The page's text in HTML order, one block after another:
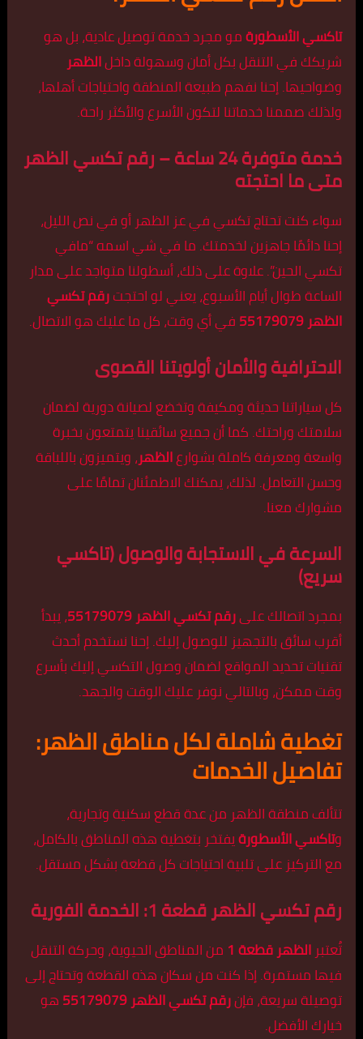
تاكسي الأسطورةمو مجرد خدمة توصيل عادية، بل هو
شريكك في التنقل بكل أمان وسهولة داخلالظهر
وضواحيها. إحنا نفهم طبيعة المنطقة واحتياجات أهلها،
ولذلك صممنا خدماتنا لتكون الأسرع والأكثر راحة.
خدمة متوفرة 24 ساعة – رقم تكسي الظهر
متى ما احتجته
سواء كنت تحتاج تكسي في عز الظهر أو في نص الليل،
إحنا دائمًا جاهزين لخدمتك. ما في شي اسمه “مافي
تكسي الحين”. علاوة على ذلك، أسطولنا متواجد على مدار
الساعة طوال أيام الأسبوع، يعني لو احتجترقم تكسي
الظهر 55179079
في أي وقت، كل ما عليك هو الاتصال.
الاحترافية والأمان أولويتنا القصوى
كل سياراتنا حديثة ومكيفة وتخضع لصيانة دورية لضمان
سلامتك وراحتك. كما أن جميع سائقينا يتمتعون بخبرة
واسعة ومعرفة كاملة بشوارعالظهر، ويتميزون باللباقة
وحسن التعامل. لذلك، يمكنك الاطمئنان تمامًا على
مشوارك معنا.
السرعة في الاستجابة والوصول (تاكسي
سريع)
بمجرد اتصالك علىرقم تكسي الظهر 55179079
، يبدأ
أقرب سائق بالتجهيز للوصول إليك. إحنا نستخدم أحدث
تقنيات تحديد المواقع لضمان وصول التكسي إليك بأسرع
وقت ممكن، وبالتالي نوفر عليك الوقت والجهد.
تغطية شاملة لكل مناطق الظهر:
تفاصيل الخدمات
تتألف منطقة الظهر من عدة قطع سكنية وتجارية،
وتاكسي الأسطورةيفتخر بتغطية هذه المناطق بالكامل،
مع التركيز على تلبية احتياجات كل قطعة بشكل مستقل.
رقم تكسي الظهر قطعة 1: الخدمة الفورية
تُعتبرالظهر قطعة 1 من المناطق الحيوية، وحركة التنقل
فيها مستمرة. إذا كنت من سكان هذه القطعة وتحتاج إلى
توصيلة سريعة، فإنرقم تكسي الظهر55179079هو
خيارك الأفضل.